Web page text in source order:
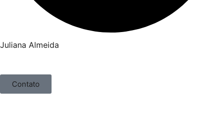
Juliana Almeida
Contato